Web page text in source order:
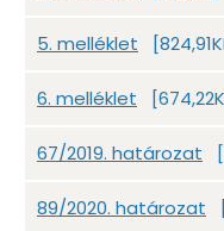
5. melléklet
6. melléklet
67/2019. határozat
89/2020. határozat